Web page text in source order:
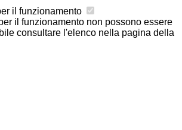
il funzionamento
il funzionamento non possono essere
consultare l'elenco nella pagina della